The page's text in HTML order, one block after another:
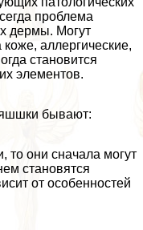
проблема
дермы. Могут
аллергические,
становится
элементов.
бывают:
то они сначала могут
становятся
от особенностей